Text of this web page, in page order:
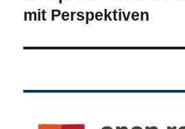
mit Perspektiven